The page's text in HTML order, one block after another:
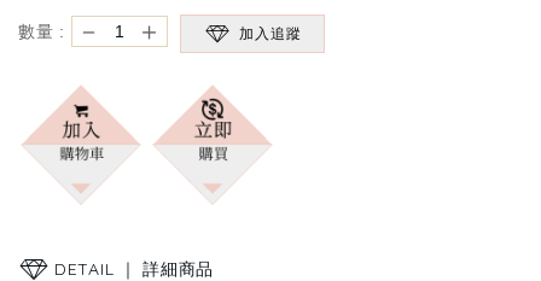
數量 : － ＋ 加入追蹤
DETAIL ｜詳細商品